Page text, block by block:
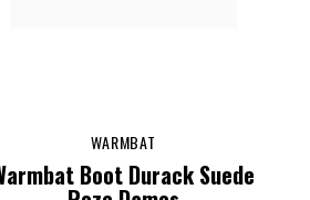
WARMBAT
Boot Durack Suede